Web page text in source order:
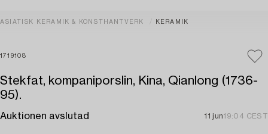
ASIATISK KERAMIK & KONSTHANTVERK KERAMIK
1719108
Stekfat, kompaniporslin, Kina, Qianlong (1736-
95).
Auktionen avslutad 11 jun19:04 CEST